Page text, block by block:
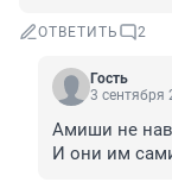
ОТВЕТИТЬ 2
Гость
3 сентября
Амиши не
И они им